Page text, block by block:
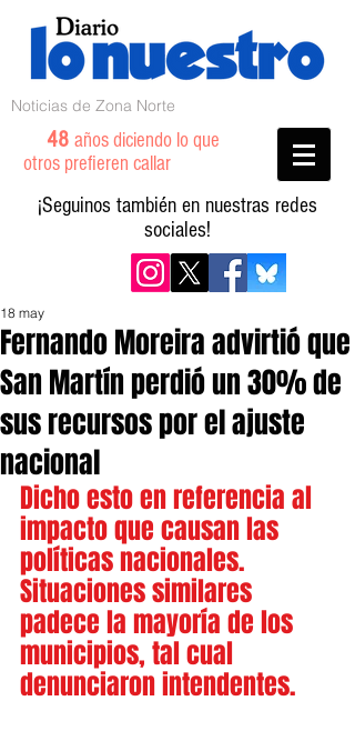
Noticias de Zona Norte
48 años diciendo lo que
otros prefieren callar
¡Seguinos también en nuestras redes
sociales!
Fernando Moreira advirtió que
San Martín perdió un 30% de
sus recursos por el ajuste
nacional
18 may
Dicho esto en referencia al
impacto que causan las
políticas nacionales.
Situaciones similares
padece la mayoría de los
municipios, tal cual
denunciaron intendentes.